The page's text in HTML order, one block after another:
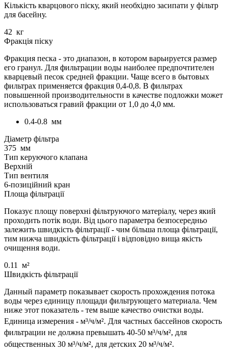
Кількість кварцового піску, який необхідно засипати у фільтр
для басейну.
42 кг
Фракція піску
Фракция песка - это диапазон, в котором варьируется размер
его гранул. Для фильтрации воды наиболее предпочтителен
кварцевый песок средней фракции. Чаще всего в бытовых
фильтрах применяется фракция 0,4-0,8. В фильтрах
повышенной производительности в качестве подложки может
использоваться гравий фракции от 1,0 до 4,0 мм.
0.4-0.8 мм
Діаметр фільтра
375 мм
Тип керуючого клапана
Верхній
Тип вентиля
6-позиційний кран
Площа фільтрації
Показує площу поверхні фільтруючого матеріалу, через який
проходить потік води. Від цього параметра безпосередньо
залежить швидкість фільтрації - чим більша площа фільтрації,
тим нижча швидкість фільтрації і відповідно вища якість
очищення води.
0.11
м²
Швидкість фільтрації
Данный параметр показывает скорость прохождения потока
воды через единицу площади фильтрующего материала. Чем
ниже этот показатель - тем выше качество очистки воды.
Единица измерения - м³/ч/м². Для частных бассейнов скорость
фильтрации не должна превышать 40-50 м³/ч/м², для
общественных 30 м³/ч/м², для детских 20 м³/ч/м².